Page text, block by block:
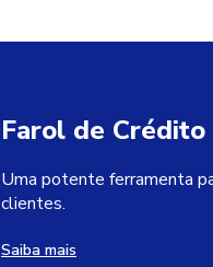
Farol de Crédito
Uma potente ferramenta
clientes.
Saiba mais